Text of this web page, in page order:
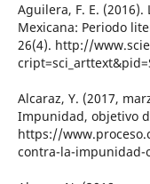
Aguilera, F. E.
Mexicana: Periodo
26(4). http://
Alcaraz, Y. (2017,
Impunidad, objetivo
https://
contra-la-impunidad-